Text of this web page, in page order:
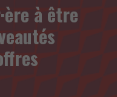
à être